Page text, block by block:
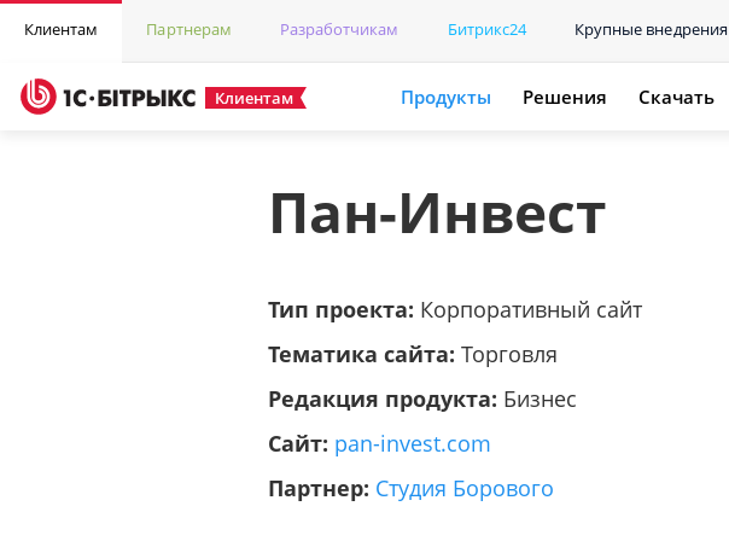
Клиентам Партнерам Разработчикам Битрикс24 Крупные внедрения
Клиентам Продукты Решения Скачать
Пан-Инвест
Тип проекта: Корпоративный сайт
Тематика сайта: Торговля
Редакция продукта: Бизнес
Сайт: pan-invest.com
Партнер: Студия Борового